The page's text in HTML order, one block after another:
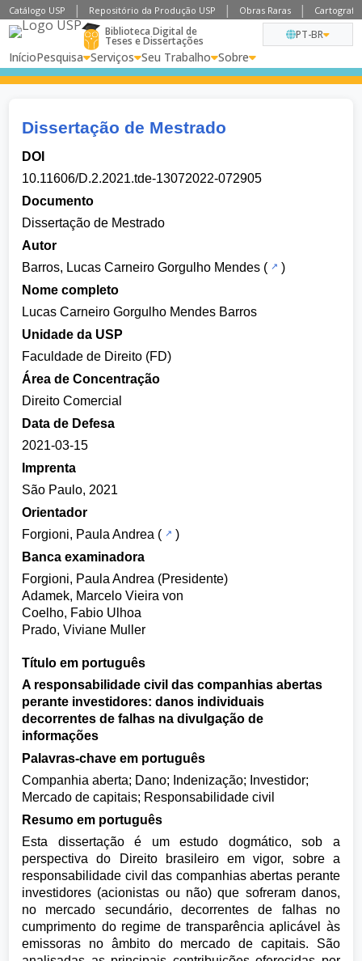
Catálogo USP Repositório da Produção USP Obras Raras
Biblioteca Digital de
Teses e Dissertações
InícioPesquisa Serviços Seu Trabalho Sobre
PT-BR
Dissertação de Mestrado
DOI
10.11606/D.2.2021.tde-13072022-072905
Documento
Dissertação de Mestrado
Autor
Barros, Lucas Carneiro Gorgulho Mendes (
)
Nome completo
Lucas Carneiro Gorgulho Mendes Barros
Unidade da USP
Faculdade de Direito (FD)
Área de Concentração
Direito Comercial
Data de Defesa
2021-03-15
Imprenta
São Paulo, 2021
Orientador
Forgioni, Paula Andrea (
)
Banca examinadora
Forgioni, Paula Andrea (Presidente)
Adamek, Marcelo Vieira von
Coelho, Fabio Ulhoa
Prado, Viviane Muller
Título em português
A responsabilidade civil das companhias abertas
perante investidores: danos individuais
decorrentes de falhas na divulgação de
informações
Palavras-chave em português
Companhia aberta; Dano; Indenização; Investidor;
Mercado de capitais; Responsabilidade civil
Resumo em português
Esta dissertação é um estudo dogmático, sob a
perspectiva do Direito brasileiro em vigor, sobre a
responsabilidade civil das companhias abertas perante
investidores (acionistas ou não) que sofreram danos,
no mercado secundário, decorrentes de falhas no
cumprimento do regime de transparência aplicável às
emissoras no âmbito do mercado de capitais. São